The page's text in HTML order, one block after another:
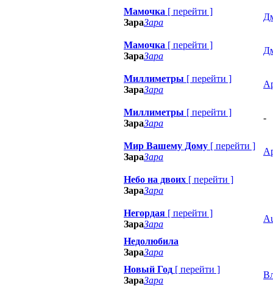
Мамочка [ перейти ]
ЗараЗара
Мамочка [ перейти ]
ЗараЗара
Миллиметры [ перейти ]
ЗараЗара
Миллиметры [ перейти ]
ЗараЗара
-
Мир Вашему Дому [ перейти ]
ЗараЗара
Небо на двоих [ перейти ]
ЗараЗара
Негордая [ перейти ]
ЗараЗара
Недолюбила
ЗараЗара
Новый Год [ перейти ]
ЗараЗара